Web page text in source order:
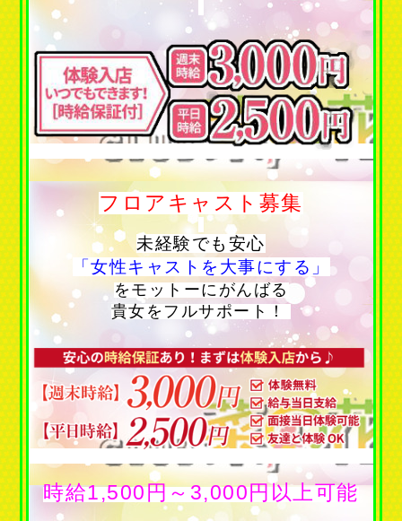
フロアキャスト募集
未経験でも安心
「女性キャストを大事にする」
をモットーにがんばる
貴女をフルサポート！
時給1,500円～3,000円以上可能